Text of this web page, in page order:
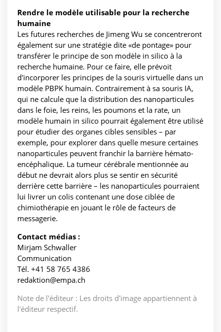
Rendre le modèle utilisable pour la recherche
humaine
Les futures recherches de Jimeng Wu se concentreront
également sur une stratégie dite «de pontage» pour
transférer le principe de son modèle in silico à la
recherche humaine. Pour ce faire, elle prévoit
d'incorporer les principes de la souris virtuelle dans un
modèle PBPK humain. Contrairement à sa souris IA,
qui ne calcule que la distribution des nanoparticules
dans le foie, les reins, les poumons et la rate, un
modèle humain in silico pourrait également être utilisé
pour étudier des organes cibles sensibles – par
exemple, pour explorer dans quelle mesure certaines
nanoparticules peuvent franchir la barrière hémato-
encéphalique. La tumeur cérébrale mentionnée au
début ne devrait alors plus se sentir en sécurité
derrière cette barrière – les nanoparticules pourraient
lui livrer un colis contenant une dose ciblée de
chimiothérapie en jouant le rôle de facteurs de
messagerie.
Contact médias :
Mirjam Schwaller
Communication
Tél. +41 58 765 4386
redaktion@empa.ch
Note de l'éditeur : Les droits d'image appartiennent à
l'éditeur respectif.